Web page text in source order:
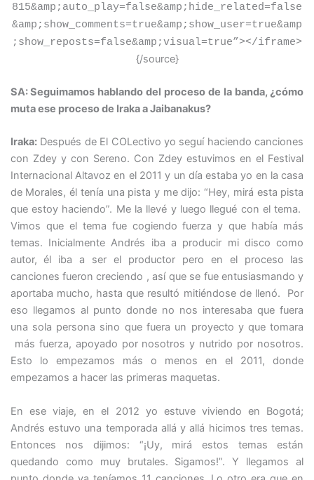
815&amp;auto_play=false&amp;hide_related=false
&amp;show_comments=true&amp;show_user=true&amp
;show_reposts=false&amp;visual=true”></iframe>
{/source}
SA: Seguimamos hablando del proceso de la banda, ¿cómo
muta ese proceso de Iraka a Jaibanakus?
Iraka:Después de El COLectivo yo seguí haciendo canciones
con Zdey y con Sereno. Con Zdey estuvimos en el Festival
Internacional Altavoz en el 2011 y un día estaba yo en la casa
de Morales, él tenía una pista y me dijo: “Hey, mirá esta pista
que estoy haciendo”. Me la llevé y luego llegué con el tema.
Vimos que el tema fue cogiendo fuerza y que había más
temas. Inicialmente Andrés iba a producir mi disco como
autor, él iba a ser el productor pero en el proceso las
canciones fueron creciendo , así que se fue entusiasmando y
aportaba mucho, hasta que resultó mitiéndose de llenó. Por
eso llegamos al punto donde no nos interesaba que fuera
una sola persona sino que fuera un proyecto y que tomara
más fuerza, apoyado por nosotros y nutrido por nosotros.
Esto lo empezamos más o menos en el 2011, donde
empezamos a hacer las primeras maquetas.
En ese viaje, en el 2012 yo estuve viviendo en Bogotá;
Andrés estuvo una temporada allá y allá hicimos tres temas.
Entonces nos dijimos: “¡Uy, mirá estos temas están
quedando como muy brutales. Sigamos!”. Y llegamos al